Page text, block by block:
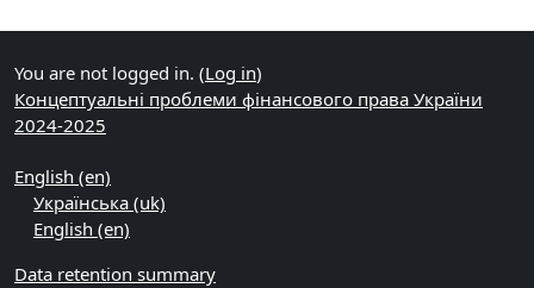
You are not logged in. (Log in)
Концептуальні проблеми фінансового права України
2024-2025
English ‎(en)‎
Українська ‎(uk)‎
English ‎(en)‎
Data retention summary